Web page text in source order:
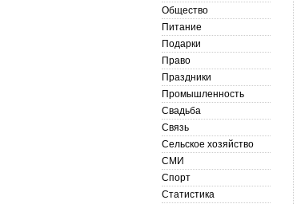
Общество
Питание
Подарки
Право
Праздники
Промышленность
Свадьба
Связь
Сельское хозяйство
СМИ
Спорт
Статистика